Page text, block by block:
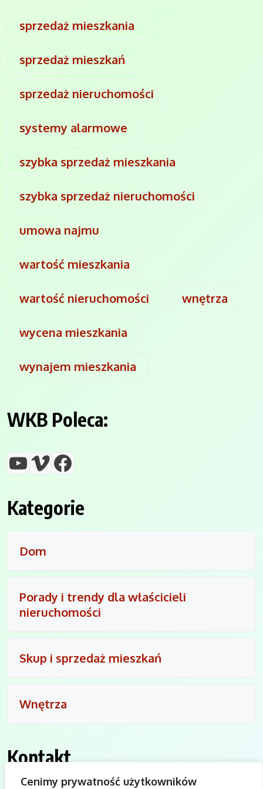
Cenimy prywatność użytkowników
sprzedaż mieszkania
sprzedaż mieszkań
sprzedaż nieruchomości
systemy alarmowe
szybka sprzedaż mieszkania
szybka sprzedaż nieruchomości
umowa najmu
wartość mieszkania
wartość nieruchomości wnętrza
wycena mieszkania
wynajem mieszkania
WKB Poleca:
YouTube
VimeoFacebook
Kategorie
Dom
Porady i trendy dla właścicieli
nieruchomości
Skup i sprzedaż mieszkań
Wnętrza
Kontakt